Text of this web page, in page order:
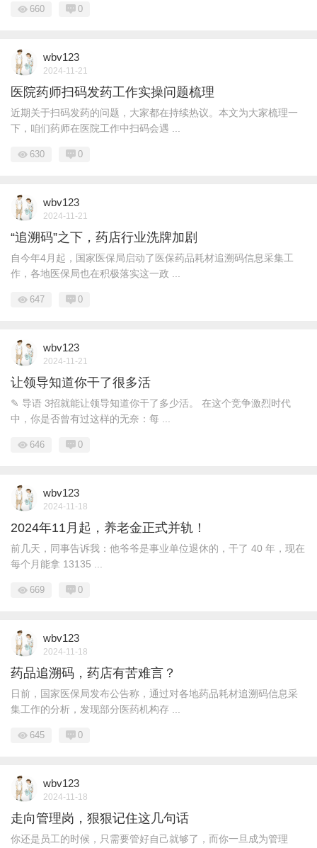
660 0
wbv123
2024-11-21
医院药师扫码发药工作实操问题梳理
近期关于扫码发药的问题，大家都在持续热议。本文为大家梳理一
下，咱们药师在医院工作中扫码会遇 ...
630 0
wbv123
2024-11-21
“追溯码”之下，药店行业洗牌加剧
自今年4月起，国家医保局启动了医保药品耗材追溯码信息采集工
作，各地医保局也在积极落实这一政 ...
647 0
wbv123
2024-11-21
让领导知道你干了很多活
✎ 导语 3招就能让领导知道你干了多少活。 在这个竞争激烈时代
中，你是否曾有过这样的无奈：每 ...
646 0
wbv123
2024-11-18
2024年11月起，养老金正式并轨！
前几天，同事告诉我：他爷爷是事业单位退休的，干了 40 年，现在
每个月能拿 13135 ...
669 0
wbv123
2024-11-18
药品追溯码，药店有苦难言？
日前，国家医保局发布公告称，通过对各地药品耗材追溯码信息采
集工作的分析，发现部分医药机构存 ...
645 0
wbv123
2024-11-18
走向管理岗，狠狠记住这几句话
你还是员工的时候，只需要管好自己就够了，而你一旦成为管理